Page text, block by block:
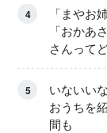
4
「まやお
「おかあ
さんって
5
いないい
おうちを
間も